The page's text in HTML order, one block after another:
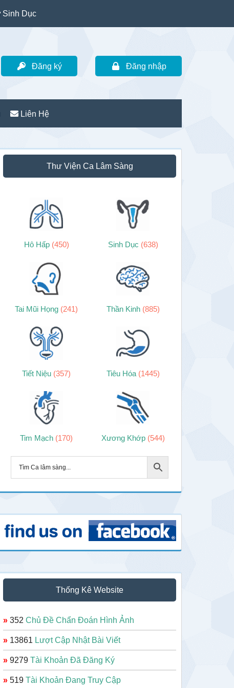
Sinh Dục
Đăng ký Đăng nhập
Liên Hệ
Sidebar
chính
Thư Viện Ca Lâm Sàng
Hô Hấp (450) Sinh Dục (638)
Tai Mũi Họng (241) Thần Kinh (885)
Tiết Niệu (357) Tiêu Hóa (1445)
Tim Mạch (170) Xương Khớp (544)
Thống Kê Website
» 352 Chủ Đề Chẩn Đoán Hình Ảnh
» 13861 Lượt Cập Nhật Bài Viết
» 9279 Tài Khoản Đã Đăng Ký
» 519 Tài Khoản Đang Truy Cập